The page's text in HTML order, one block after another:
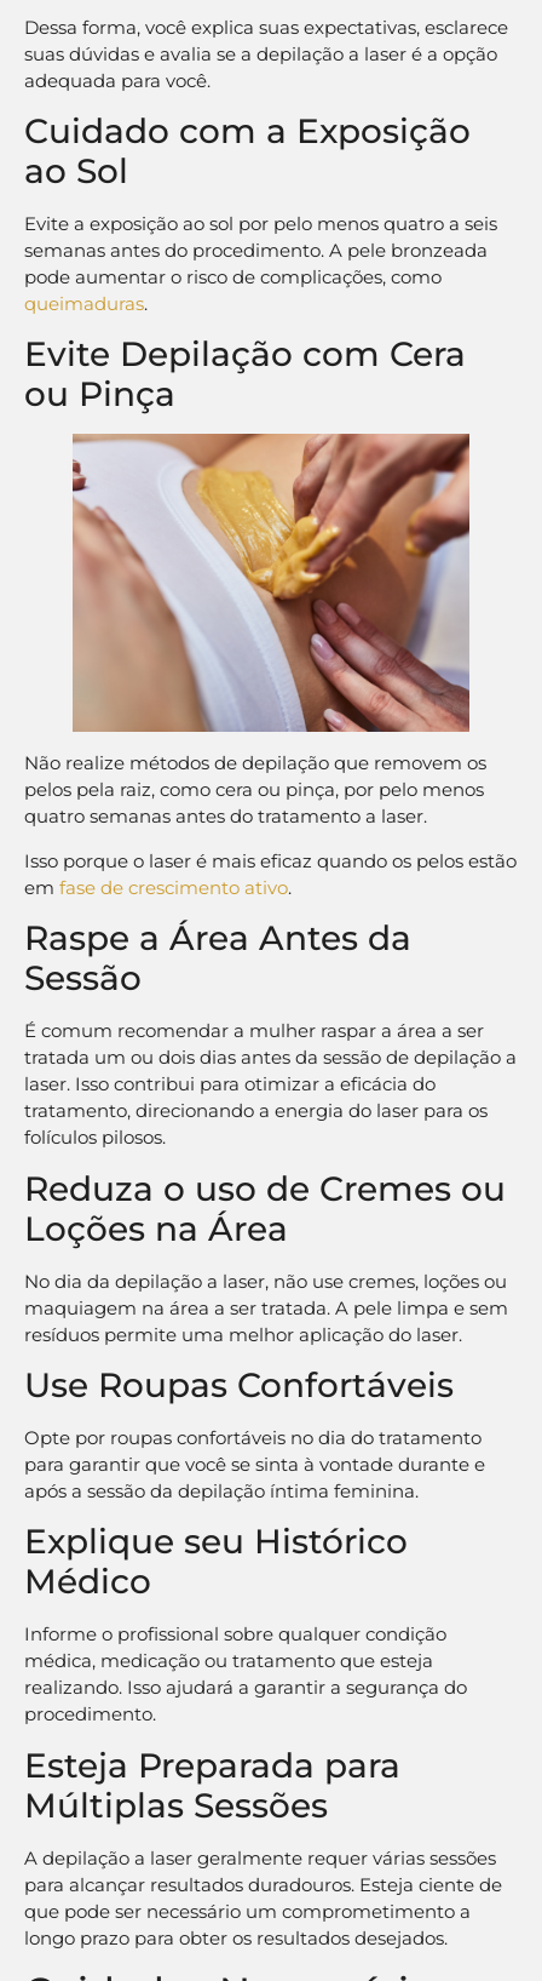
Dessa forma, você explica suas expectativas, esclarece
suas dúvidas e avalia se a depilação a laser é a opção
adequada para você.
Cuidado com a Exposição
ao Sol
Evite a exposição ao sol por pelo menos quatro a seis
semanas antes do procedimento. A pele bronzeada
pode aumentar o risco de complicações, como
queimaduras.
Evite Depilação com Cera
ou Pinça
Não realize métodos de depilação que removem os
pelos pela raiz, como cera ou pinça, por pelo menos
quatro semanas antes do tratamento a laser.
Isso porque o laser é mais eficaz quando os pelos estão
em fase de crescimento ativo.
Raspe a Área Antes da
Sessão
É comum recomendar a mulher raspar a área a ser
tratada um ou dois dias antes da sessão de depilação a
laser. Isso contribui para otimizar a eficácia do
tratamento, direcionando a energia do laser para os
folículos pilosos.
Reduza o uso de Cremes ou
Loções na Área
No dia da depilação a laser, não use cremes, loções ou
maquiagem na área a ser tratada. A pele limpa e sem
resíduos permite uma melhor aplicação do laser.
Use Roupas Confortáveis
Opte por roupas confortáveis no dia do tratamento
para garantir que você se sinta à vontade durante e
após a sessão da depilação íntima feminina.
Explique seu Histórico
Médico
Informe o profissional sobre qualquer condição
médica, medicação ou tratamento que esteja
realizando. Isso ajudará a garantir a segurança do
procedimento.
Esteja Preparada para
Múltiplas Sessões
A depilação a laser geralmente requer várias sessões
para alcançar resultados duradouros. Esteja ciente de
que pode ser necessário um comprometimento a
longo prazo para obter os resultados desejados.